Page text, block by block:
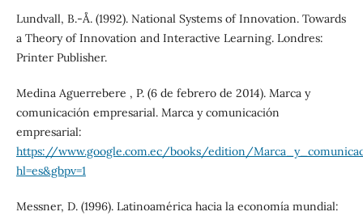
Lundvall, B.-Å. (1992). National Systems of Innovation. Towards
a Theory of Innovation and Interactive Learning. Londres:
Printer Publisher.
Medina Aguerrebere , P. (6 de febrero de 2014). Marca y
comunicación empresarial. Marca y comunicación
empresarial:
https://www.google.com.ec/books/edition/
hl=es&gbpv=1
Messner, D. (1996). Latinoamérica hacia la economía mundial: